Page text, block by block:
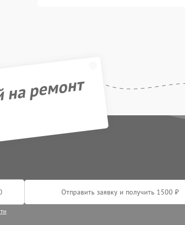
ремонт
Отправить заявку и получить 1500 ₽